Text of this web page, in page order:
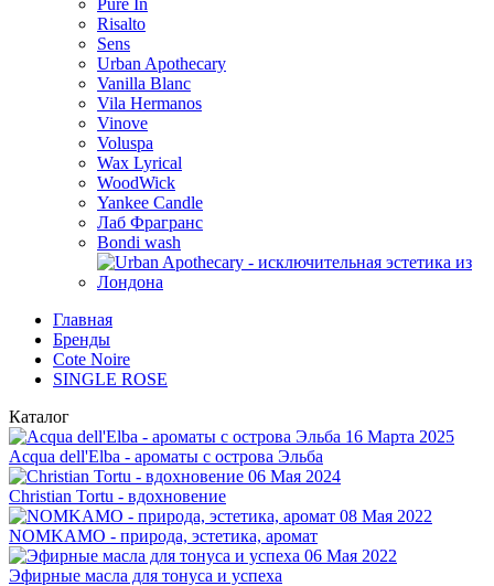
Pure In
Risalto
Sens
Urban Apothecary
Vanilla Blanc
Vila Hermanos
Vinove
Voluspa
Wax Lyrical
WoodWick
Yankee Candle
Лаб Фрагранс
Bondi wash
Главная
Бренды
Cote Noire
SINGLE ROSE
Каталог
16 Марта 2025
Acqua dell'Elba - ароматы с острова Эльба
06 Мая 2024
Christian Tortu - вдохновение
08 Мая 2022
NOMKAMO - природа, эстетика, аромат
06 Мая 2022
Эфирные масла для тонуса и успеха